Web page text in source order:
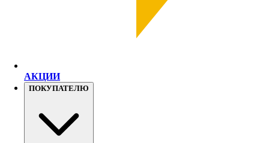
АКЦИИ
ПОКУПАТЕЛЮ